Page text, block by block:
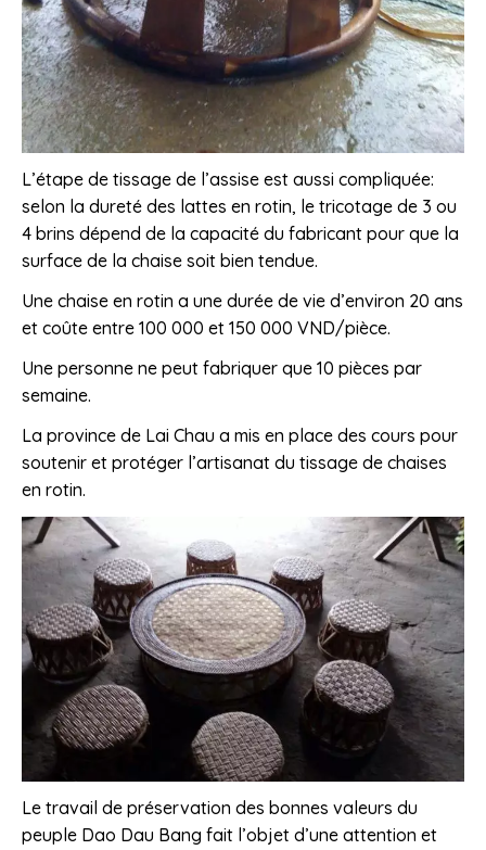
L’étape de tissage de l’assise est aussi compliquée:
selon la dureté des lattes en rotin, le tricotage de 3 ou
4 brins dépend de la capacité du fabricant pour que la
surface de la chaise soit bien tendue.
Une chaise en rotin a une durée de vie d’environ 20 ans
et coûte entre 100 000 et 150 000 VND/pièce.
Une personne ne peut fabriquer que 10 pièces par
semaine.
La province de Lai Chau a mis en place des cours pour
soutenir et protéger l’artisanat du tissage de chaises
en rotin.
Le travail de préservation des bonnes valeurs du
peuple Dao Dau Bang fait l’objet d’une attention et